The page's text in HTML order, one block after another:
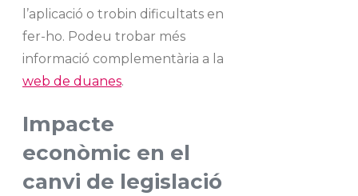
l’aplicació o trobin dificultats en
fer-ho. Podeu trobar més
informació complementària a la
web de duanes.
Impacte
econòmic en el
canvi de legislació